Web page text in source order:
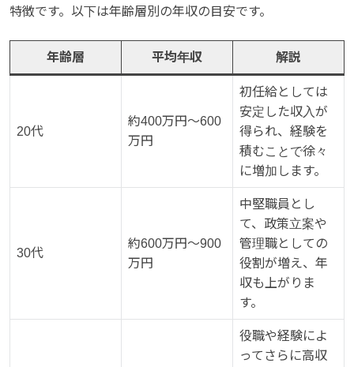
特徴です。以下は年齢層別の年収の目安です。
年齢層 平均年収 解説
20代
約400万円～600
万円
初任給としては
安定した収入が
得られ、経験を
積むことで徐々
に増加します。
30代
約600万円～900
万円
中堅職員とし
て、政策立案や
管理職としての
役割が増え、年
収も上がりま
す。
役職や経験によ
ってさらに高収